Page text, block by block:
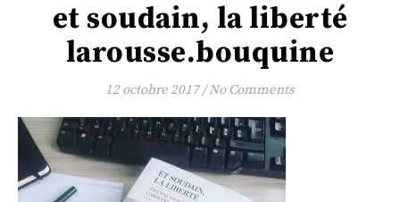
et soudain, la liberté
larousse.bouquine
12 octobre 2017/ No Comments